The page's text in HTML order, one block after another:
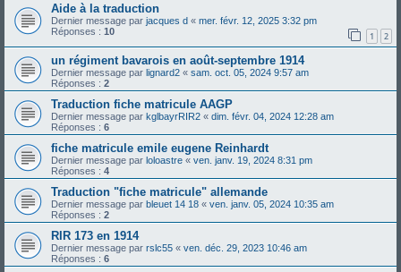
Aide à la traduction
Dernier message par jacques d « mer. févr. 12, 2025 3:32 pm
Réponses : 10 1 2
un régiment bavarois en août-septembre 1914
Dernier message par lignard2 « sam. oct. 05, 2024 9:57 am
Réponses : 2
Traduction fiche matricule AAGP
Dernier message par kglbayrRIR2 « dim. févr. 04, 2024 12:28 am
Réponses : 6
fiche matricule emile eugene Reinhardt
Dernier message par loloastre « ven. janv. 19, 2024 8:31 pm
Réponses : 4
Traduction "fiche matricule" allemande
Dernier message par bleuet 14 18 « ven. janv. 05, 2024 10:35 am
Réponses : 2
RIR 173 en 1914
Dernier message par rslc55 « ven. déc. 29, 2023 10:46 am
Réponses : 6